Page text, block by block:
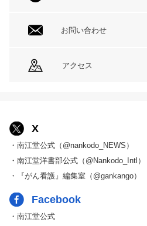
お問い合わせ
アクセス
X
・南江堂公式（@nankodo_NEWS）
・南江堂洋書部公式（@Nankodo_Intl）
・『がん看護』編集室（@gankango）
Facebook
・南江堂公式